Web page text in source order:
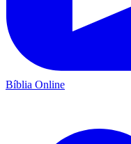
Bíblia Online